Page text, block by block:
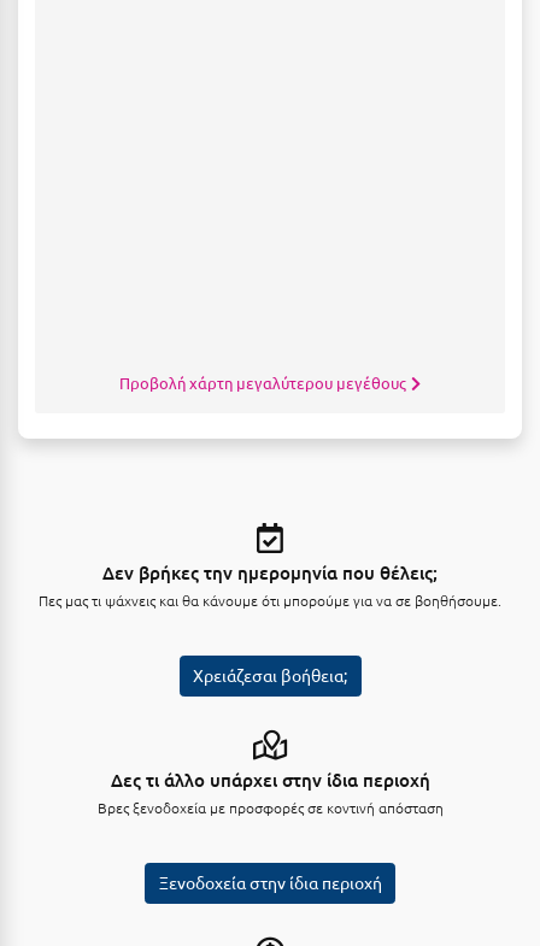
Μεθώνη
Μπαλί Κρήτης
Μπούκα Μεσσηνίας
Προβολή χάρτη μεγαλύτερου μεγέθους
Δεν βρήκες την ημερομηνία που θέλεις;
Πες μας τι ψάχνεις και θα κάνουμε ότι μπορούμε για να σε βοηθήσουμε.
Χρειάζεσαι βοήθεια;
Δες τι άλλο υπάρχει στην ίδια περιοχή
Βρες ξενοδοχεία με προσφορές σε κοντινή απόσταση
Ξενοδοχεία στην ίδια περιοχή